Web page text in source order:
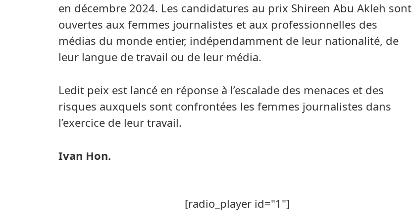
en décembre 2024. Les candidatures au prix Shireen Abu Akleh sont
ouvertes aux femmes journalistes et aux professionnelles des
médias du monde entier, indépendamment de leur nationalité, de
leur langue de travail ou de leur média.
Ledit peix est lancé en réponse à l’escalade des menaces et des
risques auxquels sont confrontées les femmes journalistes dans
l’exercice de leur travail.
Ivan Hon.
[radio_player id="1"]